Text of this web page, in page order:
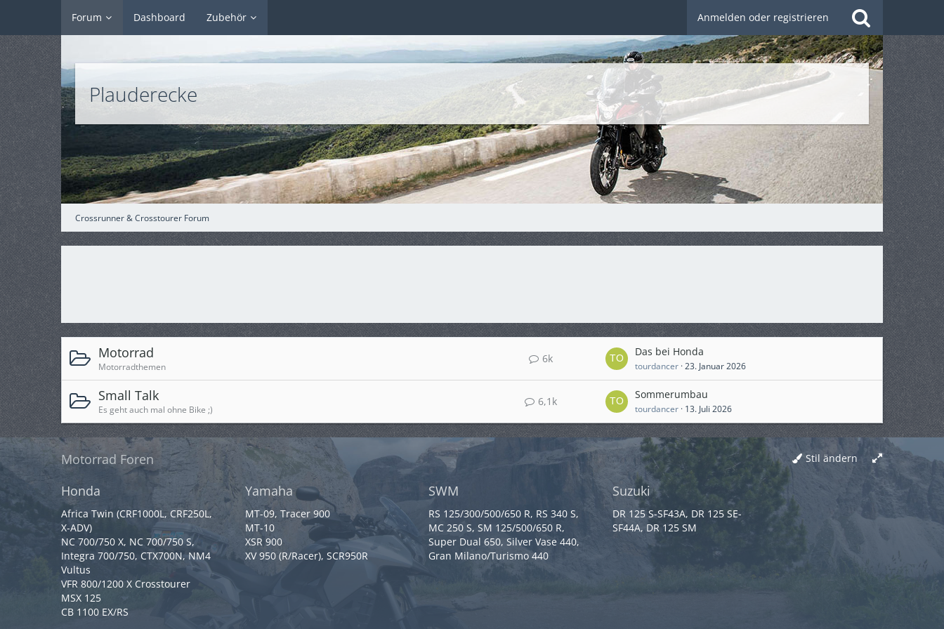
Forum Dashboard Zubehör Anmelden oder registrieren
Crossrunner & Crosstourer Forum
Plauderecke
Motorrad
Motorradthemen
6k
Das bei Honda
tourdancer 23. Januar 2026
Small Talk
Es geht auch mal ohne Bike ;)
6,1k
Sommerumbau
tourdancer 13. Juli 2026
Stil ändern
Motorrad Foren
Honda
Africa Twin (CRF1000L, CRF250L,
X-ADV)
NC 700/750 X, NC 700/750 S,
Integra 700/750, CTX700N, NM4
Vultus
VFR 800/1200 X Crosstourer
MSX 125
CB 1100 EX/RS
Yamaha
MT-09, Tracer 900
MT-10
XSR 900
XV 950 (R/Racer), SCR950R
SWM
RS 125/300/500/650 R, RS 340 S,
MC 250 S, SM 125/500/650 R,
Super Dual 650, Silver Vase 440,
Gran Milano/Turismo 440
Suzuki
DR 125 S-SF43A, DR 125 SE-
SF44A, DR 125 SM